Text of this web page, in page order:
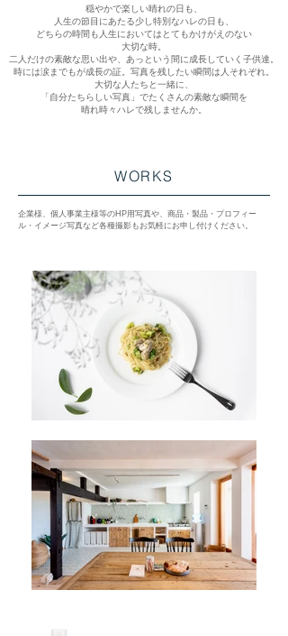
穏やかで楽しい晴れの日も、
人生の節目にあたる少し特別なハレの日も、
どちらの時間も人生においてはとてもかけがえのない
大切な時。
二人だけの素敵な思い出や、あっという間に成長していく子供達。
時には涙までもが成長の証。写真を残したい瞬間は人それぞれ。
大切な人たちと一緒に、
「自分たちらしい写真」でたくさんの素敵な瞬間を
晴れ時々ハレで残しませんか。
WORKS
企業様、個人事業主様等のHP用写真や、商品・製品・プロフィー
ル・イメージ写真など各種撮影もお気軽にお申し付けください。